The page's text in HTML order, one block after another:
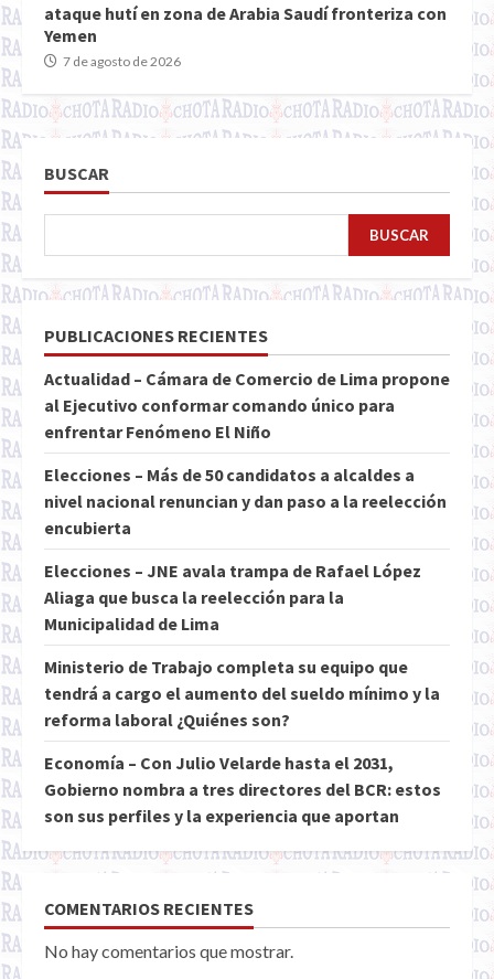
ataque hutí en zona de Arabia Saudí fronteriza con
Yemen
7 de agosto de 2026
BUSCAR
BUSCAR
PUBLICACIONES RECIENTES
Actualidad – Cámara de Comercio de Lima propone
al Ejecutivo conformar comando único para
enfrentar Fenómeno El Niño
Elecciones – Más de 50 candidatos a alcaldes a
nivel nacional renuncian y dan paso a la reelección
encubierta
Elecciones – JNE avala trampa de Rafael López
Aliaga que busca la reelección para la
Municipalidad de Lima
Ministerio de Trabajo completa su equipo que
tendrá a cargo el aumento del sueldo mínimo y la
reforma laboral ¿Quiénes son?
Economía – Con Julio Velarde hasta el 2031,
Gobierno nombra a tres directores del BCR: estos
son sus perfiles y la experiencia que aportan
COMENTARIOS RECIENTES
No hay comentarios que mostrar.